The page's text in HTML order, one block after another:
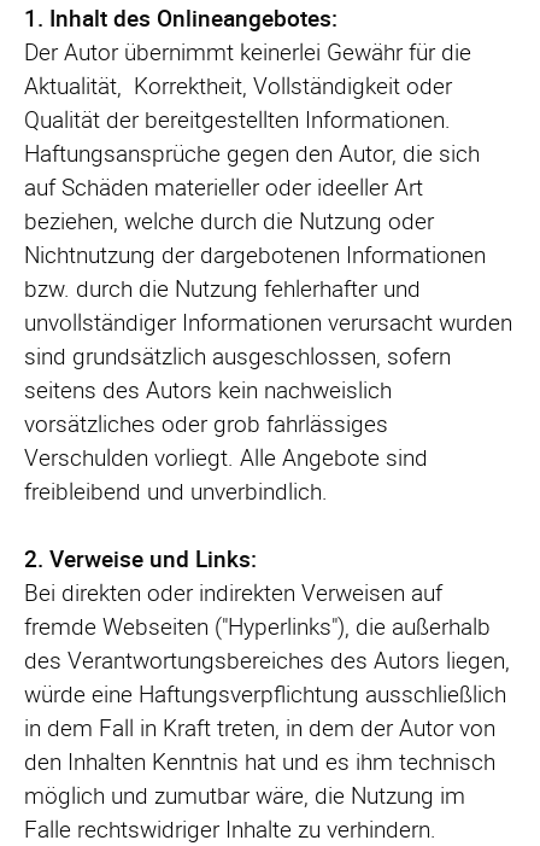
1. Inhalt des Onlineangebotes:
Der Autor übernimmt keinerlei Gewähr für die
Aktualität, Korrektheit, Vollständigkeit oder
Qualität der bereitgestellten Informationen.
Haftungsansprüche gegen den Autor, die sich
auf Schäden materieller oder ideeller Art
beziehen, welche durch die Nutzung oder
Nichtnutzung der dargebotenen Informationen
bzw. durch die Nutzung fehlerhafter und
unvollständiger Informationen verursacht wurden
sind grundsätzlich ausgeschlossen, sofern
seitens des Autors kein nachweislich
vorsätzliches oder grob fahrlässiges
Verschulden vorliegt. Alle Angebote sind
freibleibend und unverbindlich.
2. Verweise und Links:
Bei direkten oder indirekten Verweisen auf
fremde Webseiten ("Hyperlinks"), die außerhalb
des Verantwortungsbereiches des Autors liegen,
würde eine Haftungsverpflichtung ausschließlich
in dem Fall in Kraft treten, in dem der Autor von
den Inhalten Kenntnis hat und es ihm technisch
möglich und zumutbar wäre, die Nutzung im
Falle rechtswidriger Inhalte zu verhindern.